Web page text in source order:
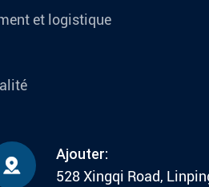
et logistique

Ajouter:
528 Xingqi Road,